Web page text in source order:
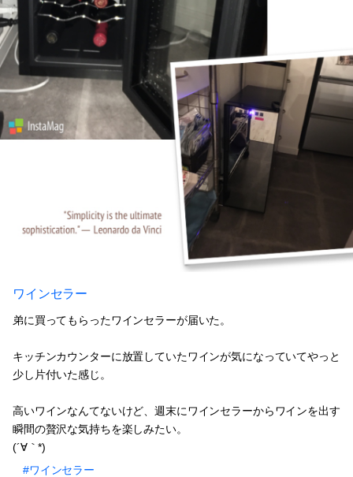
ワインセラー
弟に買ってもらったワインセラーが届いた。
キッチンカウンターに放置していたワインが気になっていてやっと
少し片付いた感じ。
高いワインなんてないけど、週末にワインセラーからワインを出す
瞬間の贅沢な気持ちを楽しみたい。
(´∀｀*)
#ワインセラー